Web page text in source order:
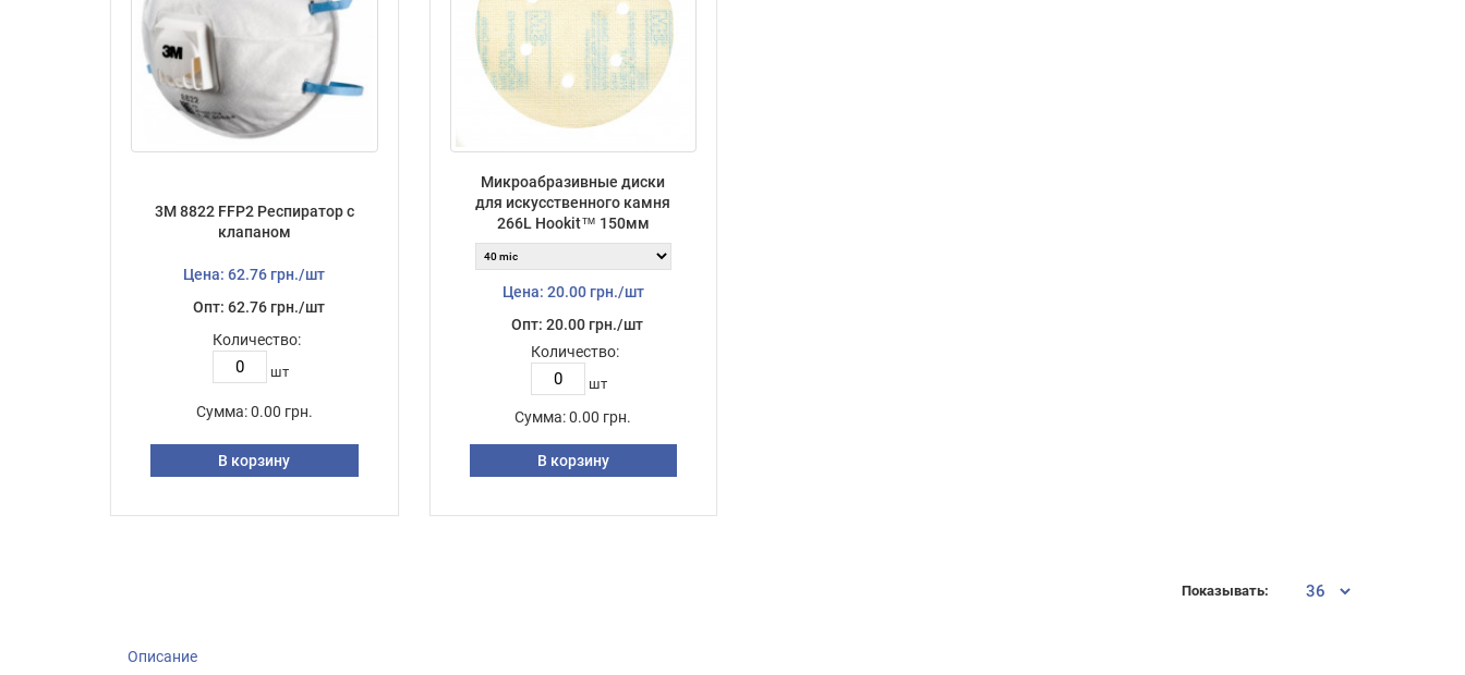
3М 8822 FFP2 Респиратор c
клапаном
Цена: 62.76 грн./шт
Опт: 62.76 грн./шт
Количество:
шт
Сумма: 0.00 грн.
В корзину
Микроабразивные диски
для искусственного камня
266L Hookit™ 150мм
Цена: 20.00 грн./шт
Опт: 20.00 грн./шт
Количество:
шт
Сумма: 0.00 грн.
В корзину
Показывать:
Описание